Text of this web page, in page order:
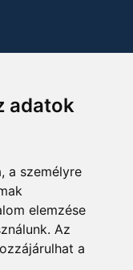
adatok
a személyre
elemzése
Az
a